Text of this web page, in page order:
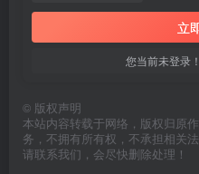
立
您当前未登录
© 版权声明
本站内容转载于网络，版权归原
务，不拥有所有权，不承担相关
请联系我们，会尽快删除处理！